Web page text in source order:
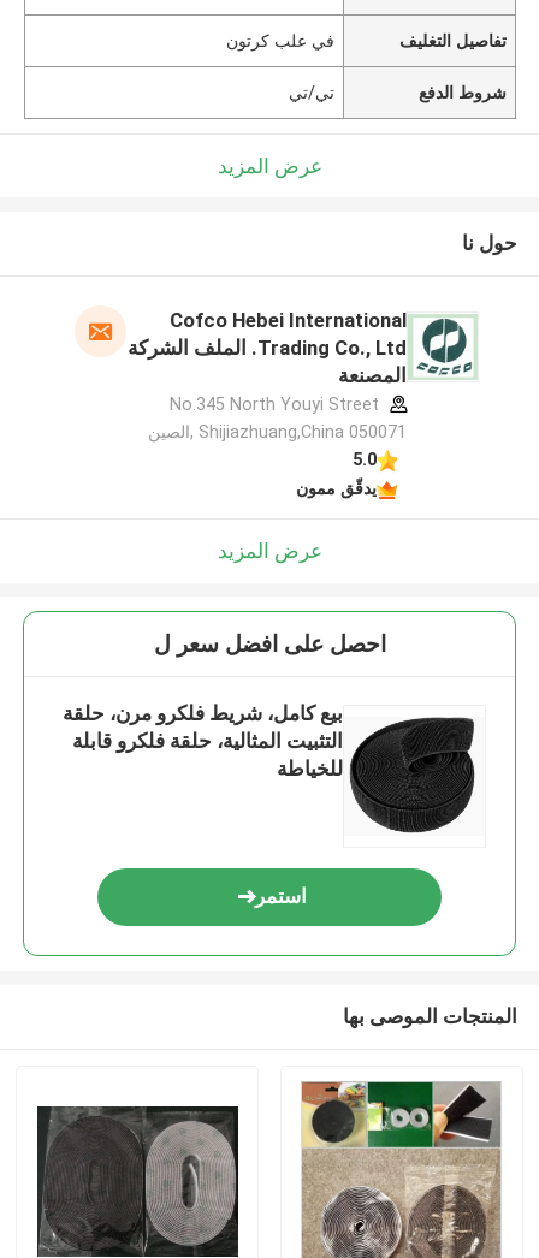
تفاصيل التغليف في علب كرتون
شروط الدفع تي/تي
عرض المزيد
حول نا
Cofco Hebei International
Trading Co., Ltd. الملف الشركة
المصنعة
No.345 North Youyi Street
Shijiazhuang,China 050071 ,الصين
5.0
يدقّق ممون
عرض المزيد
احصل على افضل سعر ل
بيع كامل، شريط فلكرو مرن، حلقة
التثبيت المثالية، حلقة فلكرو قابلة
للخياطة
استمر
المنتجات الموصى بها